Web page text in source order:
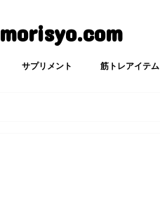
morisyo.com
サプリメント 筋トレアイテム